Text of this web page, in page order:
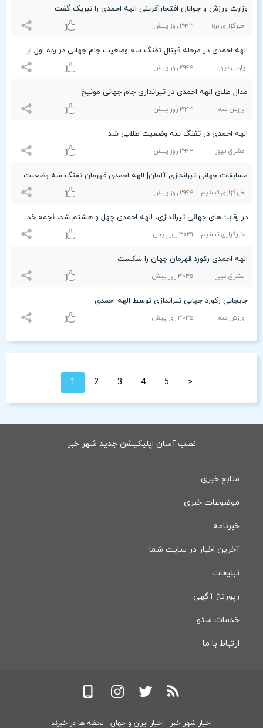
وزارت ورزش و جوانان افتخارآفرینی الهه احمدی را تبریک گفت
خبرگزاری برنا ۲٩٩٣ روز پیش
الهه احمدی در مرحله فینال تفنگ سه وضعیت جام جهانی در رده اول ایستاد
پارس نیوز ۲٩٩۴ روز پیش
مدال طلای الهه احمدی در تیراندازی جام جهانی مونیخ
ورزش سه ۲٩٩۴ روز پیش
الهه احمدی در تفنگ سه وضعیت طلایی شد
مشرق نیوز ۲٩٩۴ روز پیش
مسابقات جهانی تیراندازی آلمان| الهه احمدی قهرمان تفنگ سه وضعیت شد
خبرگزاری تسنیم ۲٩٩۴ روز پیش
در رقابت‌های جهانی تیراندازی، الهه احمدی چهل و هشتم شد، نجمه خدمتی هفتادویکم
خبرگزاری تسنیم ٣۰۲٩ روز پیش
الهه احمدی رکورد قهرمان جهان را شکست
مشرق نیوز ٣۰٣۵ روز پیش
جابجایی رکورد جهانی تیراندازی توسط الهه احمدی
ورزش سه ٣۰٣۵ روز پیش
1 2 3 4 5 <
نصب آسان اپلیکیشن جدید شهر خبر
منابع خبری
موضوعات خبری
خبرنامه
آخرین اخبار در سایت شما
تبلیغات
رپورتاژ آگهی
خدمات سئو
ارتباط با ما
اخبار شهر خبر - اخبار ایران و جهان - لحظه ها در خبرند